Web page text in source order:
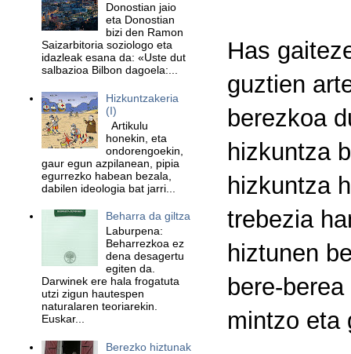
Has
guztien
berezkoa
hizkuntza
hizkuntza
trebezia
hiztunen
bere-
mintzo eta
Donostian jaio
eta Donostian
bizi den Ramon
Saizarbitoria soziologo eta
idazleak esana da: «Uste dut
salbazioa Bilbon dagoela:...
Hizkuntzakeria
(I)
Artikulu
honekin, eta
ondorengoekin,
gaur egun azpilanean, pipia
egurrezko habean bezala,
dabilen ideologia bat jarri...
Beharra da giltza
Laburpena:
Beharrezkoa ez
dena desagertu
egiten da.
Darwinek ere hala frogatuta
utzi zigun hautespen
naturalaren teoriarekin.
Euskar...
Berezko hiztunak